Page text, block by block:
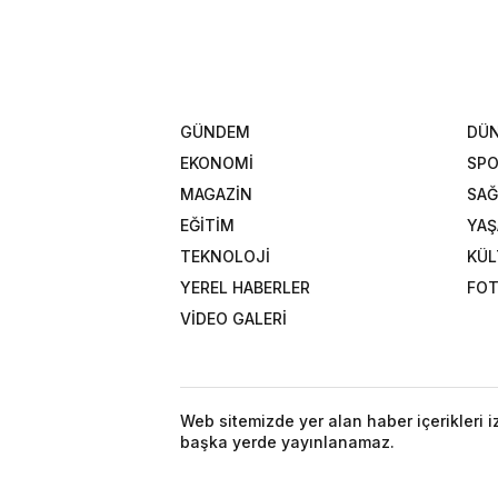
GÜNDEM
EKONOMİ
MAGAZİN
EĞİTİM
TEKNOLOJİ
YEREL HABERLER
VİDEO GALERİ
Web sitemizde yer alan haber içerikleri
başka yerde yayınlanamaz.